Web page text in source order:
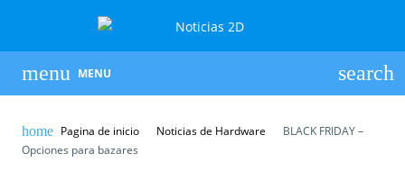
MENU
Pagina de inicio Noticias de Hardware
BLACK FRIDAY –
Opciones para bazares